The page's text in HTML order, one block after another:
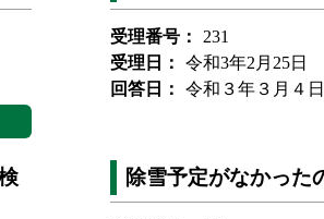
受理番号：
231
受理日：
令和3年2月25日
回答日：
令和３年３月４日
除雪予定がなかった